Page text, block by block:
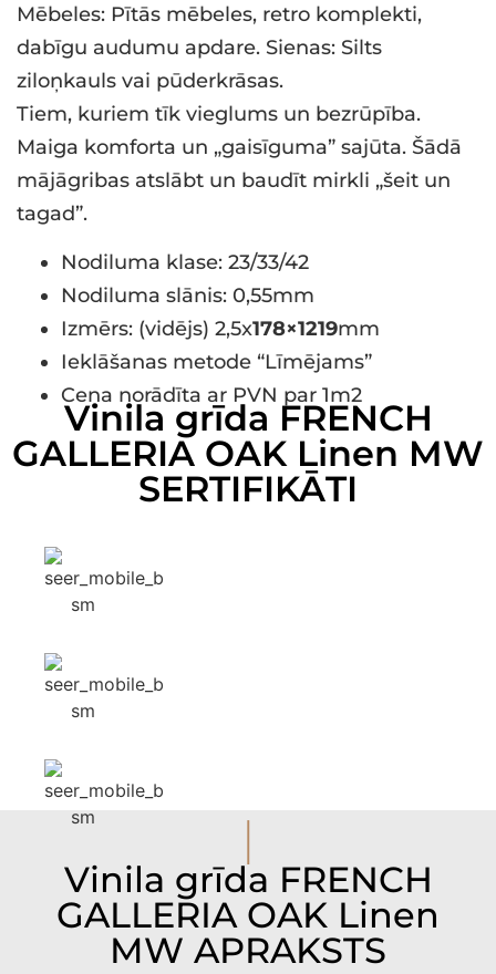
Mēbeles: Pītās mēbeles, retro komplekti,
dabīgu audumu apdare. Sienas: Silts
ziloņkauls vai pūderkrāsas.
Tiem, kuriem tīk vieglums un bezrūpība.
Maiga komforta un „gaisīguma” sajūta. Šādā
mājāgribas atslābt un baudīt mirkli „šeit un
tagad”.
Nodiluma klase: 23/33/42
Nodiluma slānis: 0,55mm
Izmērs: (vidējs) 2,5x178×1219mm
Ieklāšanas metode “Līmējams”
Cena norādīta ar PVN par 1m2
Vinila grīda FRENCH
GALLERIA OAK Linen MW
SERTIFIKĀTI
I
Vinila grīda FRENCH
GALLERIA OAK Linen
MW APRAKSTS